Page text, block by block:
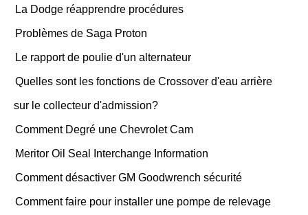
La Dodge réapprendre procédures
Problèmes de Saga Proton
Le rapport de poulie d'un alternateur
Quelles sont les fonctions de Crossover d'eau arrière
sur le collecteur d'admission?
Comment Degré une Chevrolet Cam
Meritor Oil Seal Interchange Information
Comment désactiver GM Goodwrench sécurité
Comment faire pour installer une pompe de relevage